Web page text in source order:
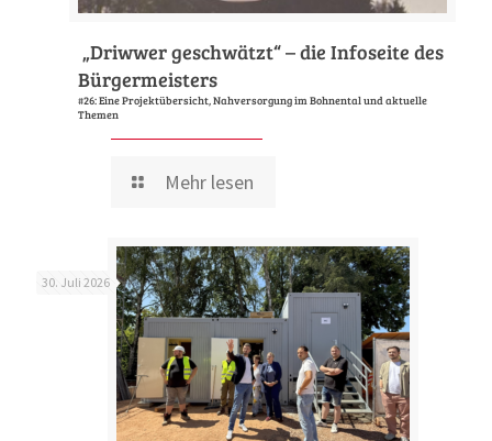
„Driwwer geschwätzt“ – die Infoseite des
Bürgermeisters
#26: Eine Projektübersicht, Nahversorgung im Bohnental und aktuelle
Themen
Mehr lesen
30. Juli 2026